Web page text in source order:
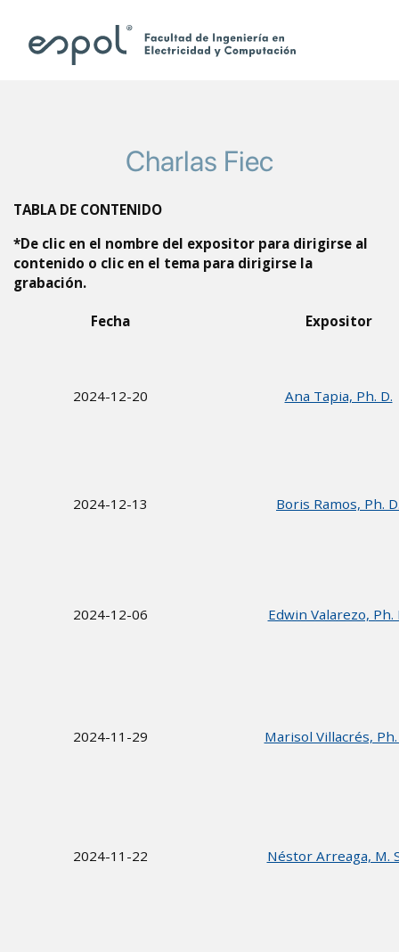
Charlas Fiec
TABLA DE CONTENIDO
*De clic en el nombre del expositor para dirigirse al
contenido o clic en el tema para dirigirse la
grabación.
Fecha Expositor
2024-12-20 Ana Tapia, Ph. D.
2024-12-13 Boris Ramos, Ph.
2024-12-06 Edwin Valarezo, Ph.
2024-11-29 Marisol Villacrés, Ph.
2024-11-22 Néstor Arreaga, M.